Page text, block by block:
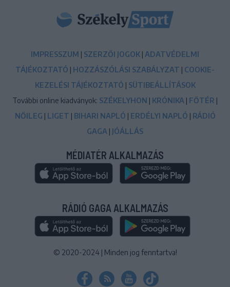
IMPRESSZUM | SZERZŐI JOGOK | ADATVÉDELMI
TÁJÉKOZTATÓ | HOZZÁSZÓLÁSI SZABÁLYZAT | COOKIE-
KEZELÉSI TÁJÉKOZTATÓ | SÜTIBEÁLLÍTÁSOK
További online kiadványok: SZÉKELYHON | KRÓNIKA | FŐTÉR |
NŐILEG | LIGET | BIHARI NAPLÓ | ERDÉLYI NAPLÓ | RÁDIÓ
GAGA | JÓÁLLÁS
MÉDIATÉR ALKALMAZÁS
RÁDIÓ GAGA ALKALMAZÁS
© 2020-2024 | Minden jog fenntartva!